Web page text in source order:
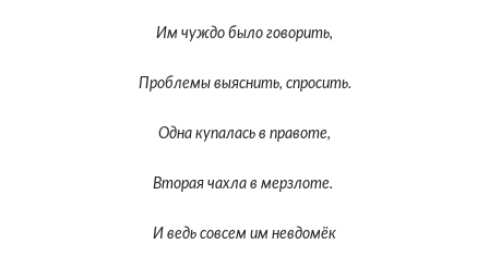
Им чуждо было говорить,
Проблемы выяснить, спросить.
Одна купалась в правоте,
Вторая чахла в мерзлоте.
И ведь совсем им невдомёк